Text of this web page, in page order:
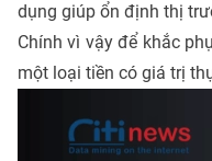
dụng giúp ổn định thị
Chính vì vậy để khắc
một loại tiền có giá trị